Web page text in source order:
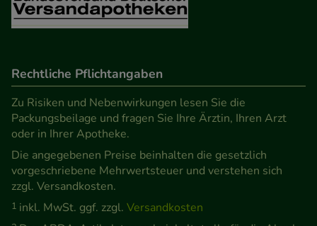
Verhaltensweisen (z.B. Spracheinstellung)
anzupassen. Komfort-Cookies ermöglichen es uns
betreiben.
Statistik & Tracking:Hierüber lassen sich
Informationen über die Art und Weise der Nutzung
unserer Website sammeln, mit deren Hilfe wir
unsere Website weiter für Sie optimieren können,
den Inhalt auf unserer Website aber auch die
Werbung auf Drittseiten möglichst relevant für Sie
Rechtliche Pflichtangaben
Zu Risiken und Nebenwirkungen lesen Sie die
Packungsbeilage und fragen Sie Ihre Ärztin, Ihren Arzt
oder in Ihrer Apotheke.
Die angegebenen Preise beinhalten die gesetzlich
vorgeschriebene Mehrwertsteuer und verstehen sich
zzgl. Versandkosten.
1 inkl. MwSt. ggf. zzgl. Versandkosten